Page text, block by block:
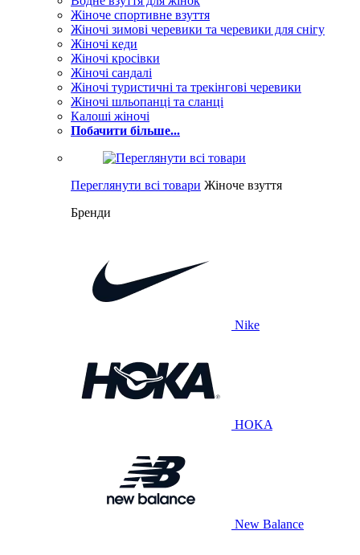
Жіноче спортивне взуття
Жіночі зимові черевики та черевики для снігу
Жіночі кеди
Жіночі кросівки
Жіночі сандалі
Жіночі туристичні та трекінгові черевики
Жіночі шльопанці та сланці
Калоші жіночі
Побачити більше...
Переглянути всі товари Жіноче взуття
Бренди
Nike
HOKA
New Balance